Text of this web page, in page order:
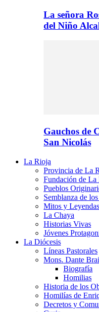
La señora
del Niño
Gauchos de
San Nicolás
La Rioja
Provincia de La
Fundación de La
Pueblos
Semblanza de
Mitos y
La Chaya
Historias Vivas
Jóvenes
La Diócesis
Líneas Pastorales
Mons. Dante
Biografía
Homilias
Historia de los
Homilías de
Decretos y